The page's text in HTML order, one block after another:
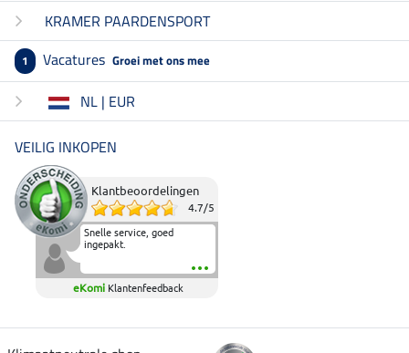
KRAMER PAARDENSPORT
1 Vacatures Groei met ons mee
NL | EUR
VEILIG INKOPEN
Klantbeoordelingen
4.7/5
Snelle service, goed
ingepakt.
eKomi Klantenfeedback